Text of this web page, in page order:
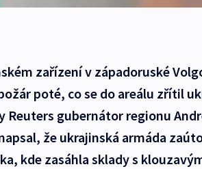
zařízení v západoruské
poté, co se do areálu zřítil
Reuters gubernátor regionu
že ukrajinská armáda
kde zasáhla sklady s